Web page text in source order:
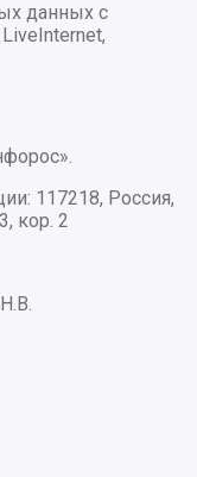
данных с
117218, Россия,
кор. 2